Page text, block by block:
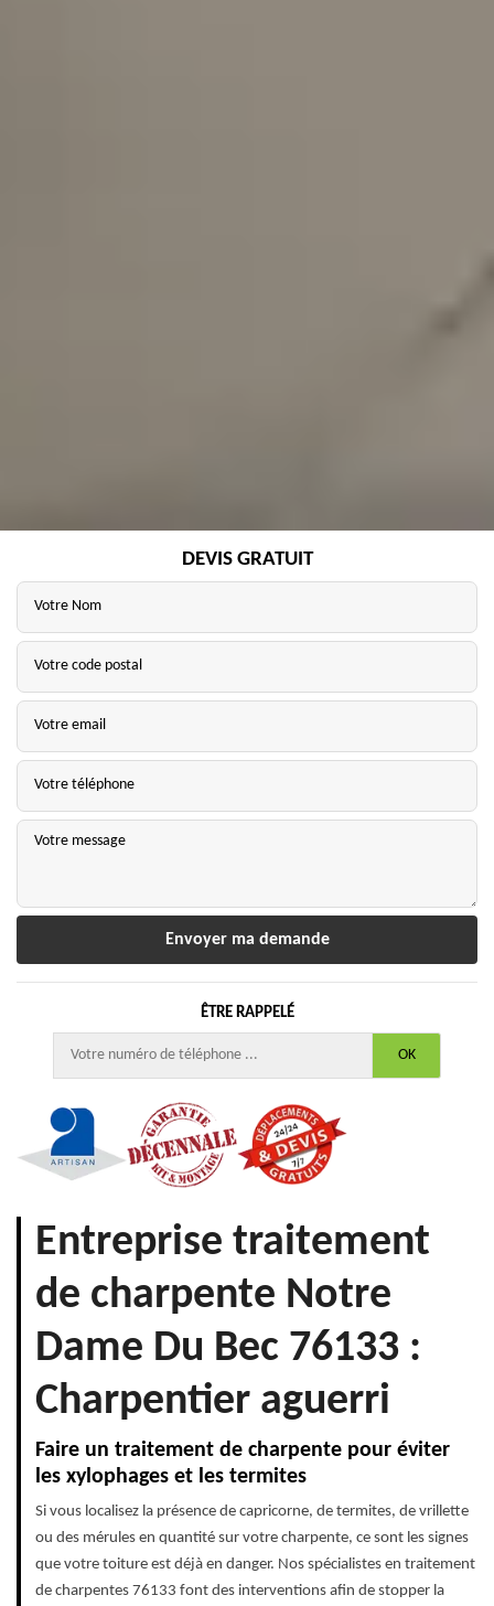
DEVIS GRATUIT
ÊTRE RAPPELÉ
Entreprise traitement
de charpente Notre
Dame Du Bec 76133 :
Charpentier aguerri
Faire un traitement de charpente pour éviter
les xylophages et les termites
Si vous localisez la présence de capricorne, de termites, de vrillette
ou des mérules en quantité sur votre charpente, ce sont les signes
que votre toiture est déjà en danger. Nos spécialistes en traitement
de charpentes 76133 font des interventions afin de stopper la